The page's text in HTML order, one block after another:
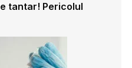
tantar! Pericolul